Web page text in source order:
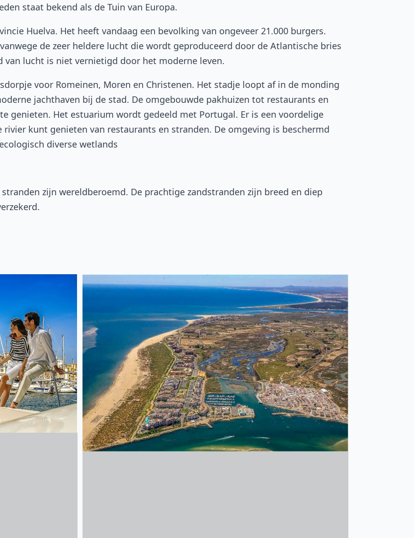
staat bekend als de Tuin van Europa.
Huelva. Het heeft vandaag een bevolking van ongeveer 21.000 burgers.
de zeer heldere lucht die wordt geproduceerd door de Atlantische bries
van lucht is niet vernietigd door het moderne leven.
voor Romeinen, Moren en Christenen. Het stadje loopt af in de monding
jachthaven bij de stad. De omgebouwde pakhuizen tot restaurants en
genieten. Het estuarium wordt gedeeld met Portugal. Er is een voordelige
kunt genieten van restaurants en stranden. De omgeving is beschermd
diverse wetlands
zijn wereldberoemd. De prachtige zandstranden zijn breed en diep